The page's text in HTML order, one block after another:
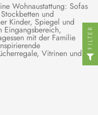
Wohnaustattung: Sofas
und
Kinder, Spiegel und
Eingangsbereich,
mit der Familie
Vitrinen und
FILTER